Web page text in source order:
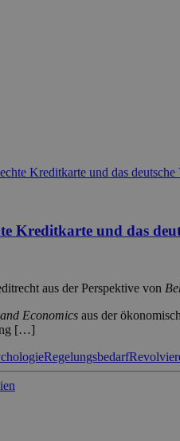
Kreditkarte und das
aus der Perspektive von
Economics aus der
[…]
Regelungsbedarf